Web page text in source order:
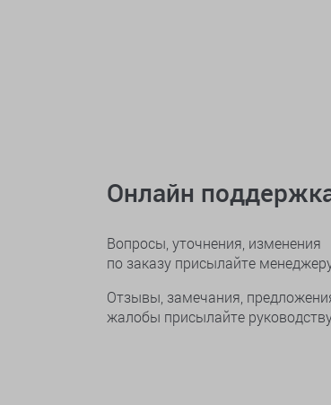
Онлайн
Вопросы, уточнения, изменения
по заказу присылайте
Отзывы, замечания,
жалобы присылайте